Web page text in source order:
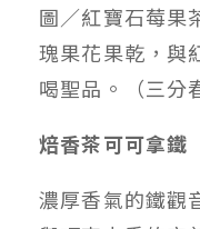
圖／紅寶石莓果
瑰果花果乾，與
喝聖品。（三分
焙香茶可可拿鐵
濃厚香氣的鐵觀